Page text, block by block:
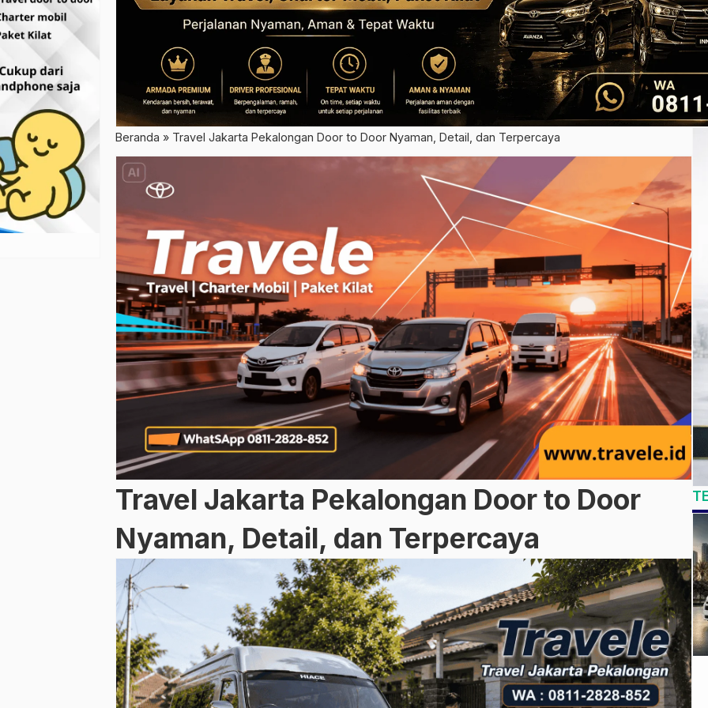
Beranda » Travel Jakarta Pekalongan Door to Door Nyaman, Detail, dan Terpercaya
Travel Jakarta Pekalongan Door to Door
Nyaman, Detail, dan Terpercaya